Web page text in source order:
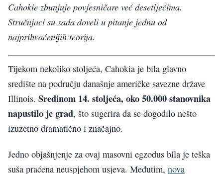
Cahokie zbunjuje povjesničare već desetljećima.
Stručnjaci su sada doveli u pitanje jednu od
najprihvaćenijih teorija.
Tijekom nekoliko stoljeća, Cahokia je bila glavno
središte na području današnje američke savezne države
Illinois. Sredinom 14. stoljeća, oko 50.000 stanovnika
napustilo je grad, što sugerira da se dogodilo nešto
izuzetno dramatično i značajno.
Jedno objašnjenje za ovaj masovni egzodus bila je teška
suša praćena neuspjehom usjeva. Međutim, nova